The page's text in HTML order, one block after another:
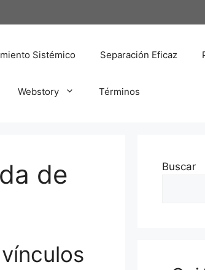
Sistémico Separación Eficaz
Webstory Términos
de
Buscar